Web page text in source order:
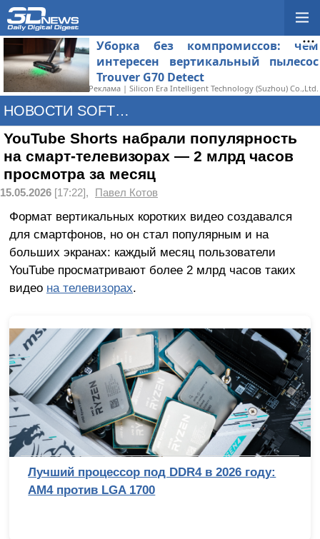
Уборка без компромиссов: чем
интересен вертикальный пылесос
Trouver G70 Detect
Реклама | Silicon Era Intelligent Technology (Suzhou) Co.,Ltd.
НОВОСТИ SOFTWARE
YouTube Shorts набрали популярность
на смарт-телевизорах — 2 млрд часов
просмотра за месяц
15.05.2026 [17:22], Павел Котов
Формат вертикальных коротких видео создавался
для смартфонов, но он стал популярным и на
больших экранах: каждый месяц пользователи
YouTube просматривают более 2 млрд часов таких
видео на телевизорах.
Лучший процессор под DDR4 в 2026 году:
AM4 против LGA 1700